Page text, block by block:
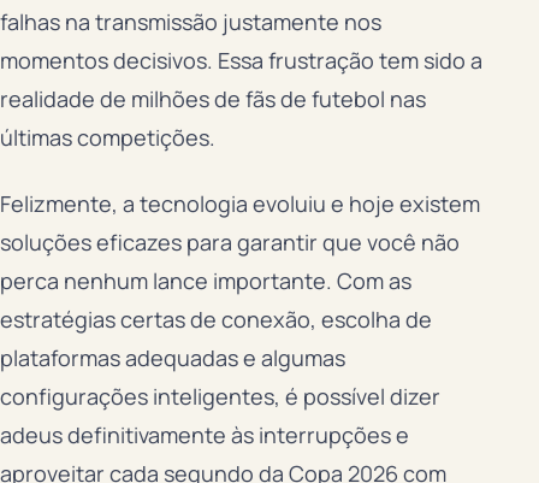
falhas na transmissão justamente nos
momentos decisivos. Essa frustração tem sido a
realidade de milhões de fãs de futebol nas
últimas competições.
Felizmente, a tecnologia evoluiu e hoje existem
soluções eficazes para garantir que você não
perca nenhum lance importante. Com as
estratégias certas de conexão, escolha de
plataformas adequadas e algumas
configurações inteligentes, é possível dizer
adeus definitivamente às interrupções e
aproveitar cada segundo da Copa 2026 com